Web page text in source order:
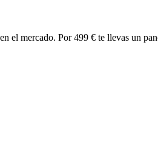
el mercado. Por 499 € te llevas un